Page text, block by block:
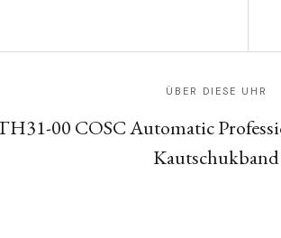
ÜBER DIESE UHR
00 COSC Automatic
Kautschukband